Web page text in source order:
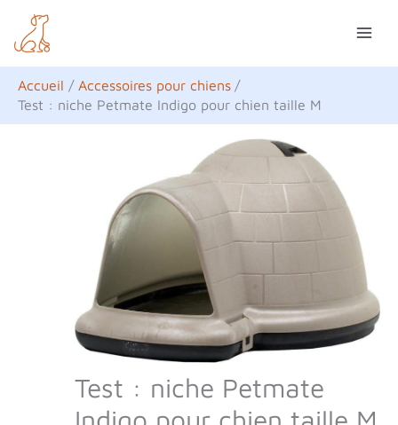
contenu
Accueil
Accessoires pour chiens
Test : niche Petmate Indigo pour chien taille M
Test : niche Petmate
e
c
h
e